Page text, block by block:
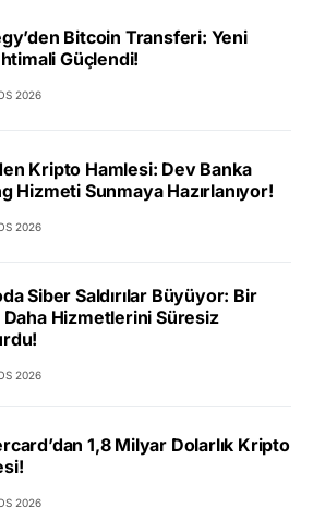
Bitcoin Transferi: Yeni
Güçlendi!
2026
Kripto Hamlesi: Dev Banka
Hizmeti Sunmaya Hazırlanıyor!
2026
Siber Saldırılar Büyüyor: Bir
Hizmetlerini Süresiz
2026
1,8 Milyar Dolarlık Kripto
2026